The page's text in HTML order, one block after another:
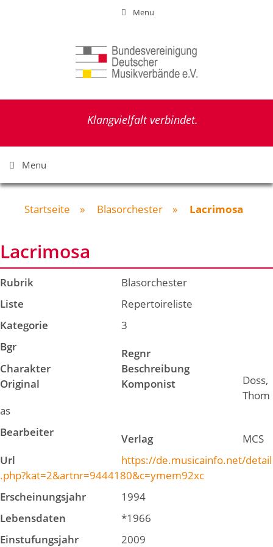
Menu
Klangvielfalt verbindet.
Menu
Startseite » Blasorchester » Lacrimosa
Lacrimosa
Rubrik
Blasorchester
Liste
Repertoireliste
Kategorie
3
Bgr
Regnr
Charakter
Beschreibung
Original
Komponist
Doss,
Thom
as
Bearbeiter
Verlag
MCS
Url
https://de.musicainfo.net/detail
.php?kat=2&artnr=9444180&c=ymem92xc
Erscheinungsjahr
1994
Lebensdaten
*1966
Einstufungsjahr
2009